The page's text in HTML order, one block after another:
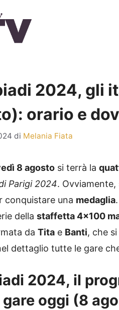
2024, gli
orario e
di Melania Fiata
8 agosto si terrà la
Parigi 2024.
conquistare una medaglia
della staffetta 4×100
da Tita e Banti, che
dettaglio tutte le gare
2024, il
oggi (8